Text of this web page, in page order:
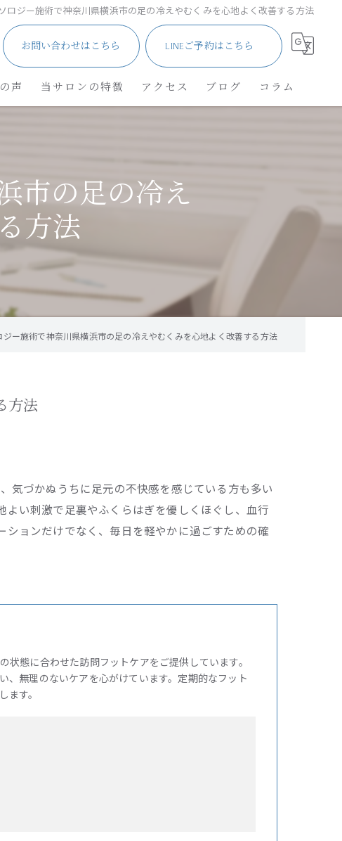
ロジー施術で神奈川県横浜市の足の冷えやむくみを心地よく改善する方法
お問い合わせはこちら LINEご予約はこちら
声 当サロンの特徴
ネイル
角質除去
リフレクソロジー
アクセス ブログ コラム
市の足の冷え
方法
ジー施術で神奈川県横浜市の足の冷えやむくみを心地よく改善する方法
方法
気づかぬうちに足元の不快感を感じている方も多い
い刺激で足裏やふくらはぎを優しくほぐし、血行
ョンだけでなく、毎日を軽やかに過ごすための確
態に合わせた訪問フットケアをご提供しています。
、無理のないケアを心がけています。定期的なフット
す。